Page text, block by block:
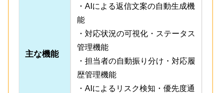
主な機能
・AIによる返信文案の自動生成機
能
・対応状況の可視化・ステータス
管理機能
・担当者の自動振り分け・対応履
歴管理機能
・AIによるリスク検知・優先度通